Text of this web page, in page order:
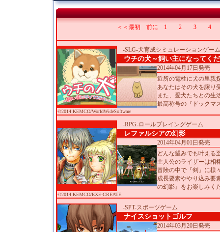
＜＜最初 前に 1 2 3 4
-SLG-犬育成シミュレーションゲーム
ウチの犬～飼い主になってく
2014年04月17日発売
近所の電柱に犬の里親
あなたはその犬を譲り
また、愛犬たちとの生
最高称号の『ドックマ
©2014 KEMCO/WorldWideSoftware
-RPG-ロールプレイングゲーム
レファルシアの幻影
2014年04月01日発売
どんな望みでも叶える
主人公のライザーは相
冒険の中で『剣』に様
成長要素ややり込み要
の幻影』をお楽しみく
©2014 KEMCO/EXE-CREATE
-SPT-スポーツゲーム
ナイスショットゴルフ
2014年03月20日発売